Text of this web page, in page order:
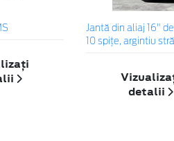
Jantă din aliaj 16"
10 spițe, argintiu
detalii